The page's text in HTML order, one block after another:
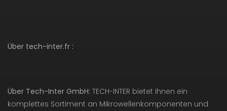
Über tech-inter.fr :
Über Tech-Inter GmbH: TECH-INTER bietet Ihnen ein
komplettes Sortiment an Mikrowellenkomponenten und